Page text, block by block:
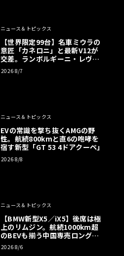
ニュース＆トピックス
【世界限定99台】名車ミウラの
意匠「カネロニ」と最新V12が
交差。ランボルギーニ・レヴエ
ルトに60周年記念車が登場
2026 8/7
ニュース＆トピックス
EVの常識を撃ち抜くAMGの野
性。航続800kmと直6の咆哮を
宿す新型「GT 53 4ドアクーペ」
2026 8/8
ニュース＆トピックス
【BMW新型X5／iX5】後席は極
上のリムジン。航続1000km超
のBEVも揃う中国専売ロング仕
様の全貌
2026 8/6